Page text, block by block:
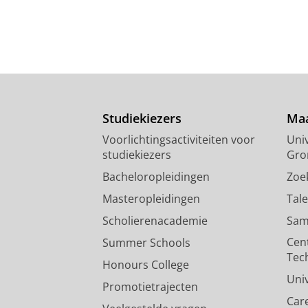
Studiekiezers
Voorlichtingsactiviteiten voor
studiekiezers
Bacheloropleidingen
Masteropleidingen
Scholierenacademie
Summer Schools
Honours College
Promotietrajecten